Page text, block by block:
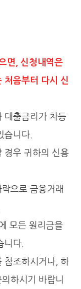
면, 신청내역은
처음부터 다시 신
대출금리가 차등
습니다.
경우 귀하의 신용
으로 금융거래
모든 원리금을
니다.
참조하시거나, 하
하시기 바랍니